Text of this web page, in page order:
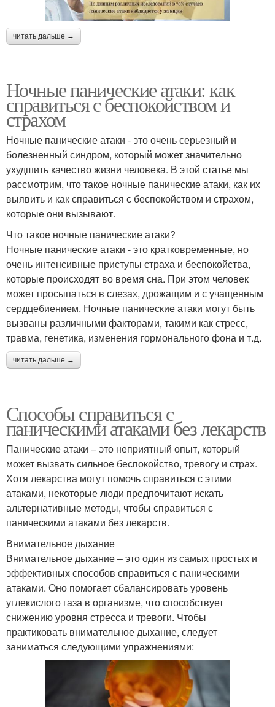
читать дальше →
Ночные панические атаки: как
справиться с беспокойством и
страхом
Ночные панические атаки - это очень серьезный и
болезненный синдром, который может значительно
ухудшить качество жизни человека. В этой статье мы
рассмотрим, что такое ночные панические атаки, как их
выявить и как справиться с беспокойством и страхом,
которые они вызывают.
Что такое ночные панические атаки?
Ночные панические атаки - это кратковременные, но
очень интенсивные приступы страха и беспокойства,
которые происходят во время сна. При этом человек
может просыпаться в слезах, дрожащим и с учащенным
сердцебиением. Ночные панические атаки могут быть
вызваны различными факторами, такими как стресс,
травма, генетика, изменения гормонального фона и т.д.
читать дальше →
Способы справиться с
паническими атаками без лекарств
Панические атаки – это неприятный опыт, который
может вызвать сильное беспокойство, тревогу и страх.
Хотя лекарства могут помочь справиться с этими
атаками, некоторые люди предпочитают искать
альтернативные методы, чтобы справиться с
паническими атаками без лекарств.
Внимательное дыхание
Внимательное дыхание – это один из самых простых и
эффективных способов справиться с паническими
атаками. Оно помогает сбалансировать уровень
углекислого газа в организме, что способствует
снижению уровня стресса и тревоги. Чтобы
практиковать внимательное дыхание, следует
заниматься следующими упражнениями: